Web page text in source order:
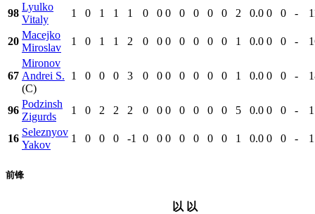
98
Lyulko
Vitaly
1 0 1 1 1 0 0 0 0 0 0 0 2 0.0 0 0 -
20
Macejko
Miroslav
1 0 1 1 2 0 0 0 0 0 0 0 1 0.0 0 0 -
67
Mironov
Andrei S.
(C)
1 0 0 0 3 0 0 0 0 0 0 0 1 0.0 0 0 -
96
Podzinsh
Zigurds
1 0 2 2 2 0 0 0 0 0 0 0 5 0.0 0 0 -
16
Seleznyov
Yakov
1 0 0 0 -1 0 0 0 0 0 0 0 1 0.0 0 0 -
前锋
以 以